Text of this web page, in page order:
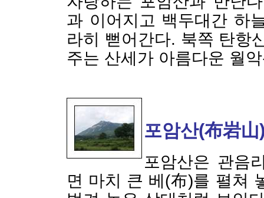
과 이어지고 백두대간 하
라히 뻗어간다. 북쪽 탄항
주는 산세가 아름다운 월
포암산(布岩山
포암산은 관음
면 마치 큰 베(布)를 펼쳐